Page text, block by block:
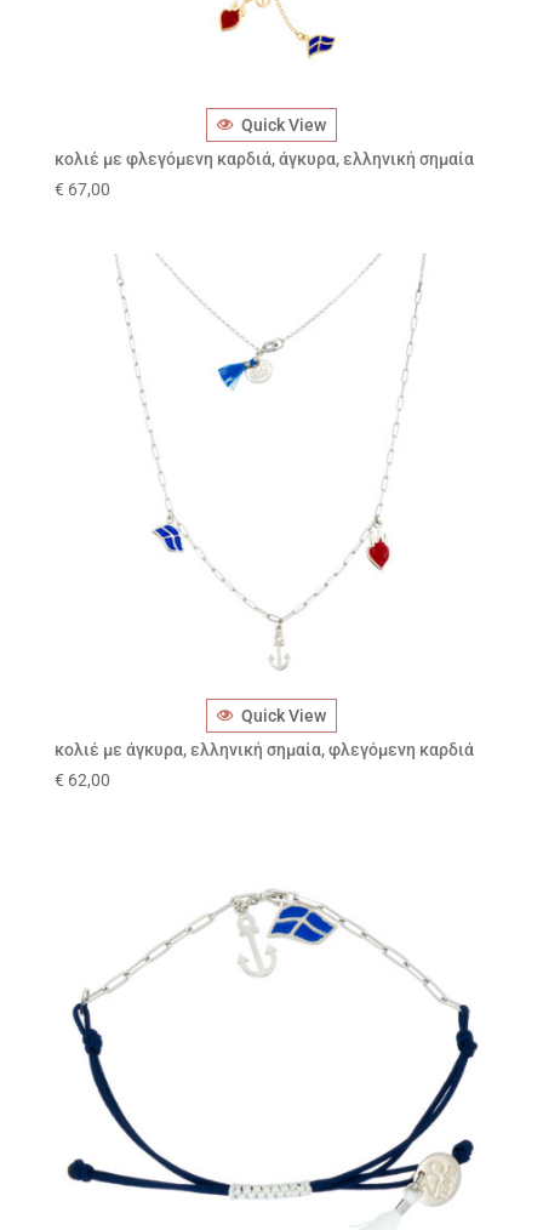
Quick View
κολιέ με φλεγόμενη καρδιά, άγκυρα, ελληνική σημαία
€ 67,00
Quick View
κολιέ με άγκυρα, ελληνική σημαία, φλεγόμενη καρδιά
€ 62,00